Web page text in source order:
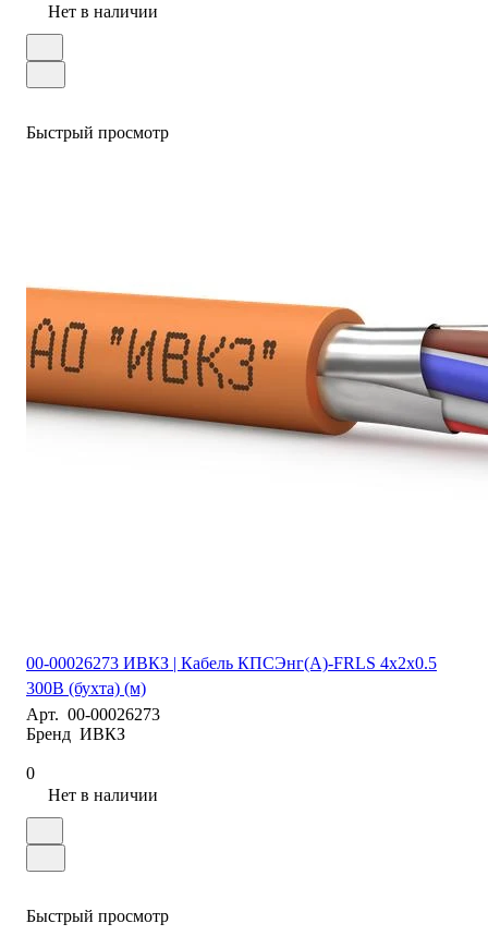
Нет в наличии
Быстрый просмотр
00-00026273 ИВКЗ | Кабель КПСЭнг(А)-FRLS 4х2х0.5
300В (бухта) (м)
Арт. 00-00026273
Бренд ИВКЗ
0
Нет в наличии
Быстрый просмотр